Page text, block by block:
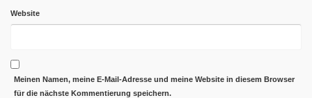
Website
Meinen Namen, meine E-Mail-Adresse und meine Website in diesem Browser
für die nächste Kommentierung speichern.